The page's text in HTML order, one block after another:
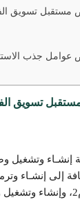
مستقبل تسويق
عوامل جذب
تسويق
وتشغيل
10.000م2، بالإضافة إلى
سكن عمال بمساحة 15.000 م2،